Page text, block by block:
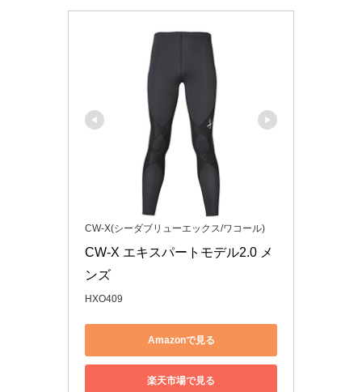
CW-X(シーダブリューエックス/ワコール)
CW-X エキスパートモデル2.0 メ
ンズ
HXO409
Amazonで見る
楽天市場で見る